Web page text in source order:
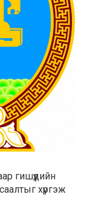
гишүүдийн
хүргэж